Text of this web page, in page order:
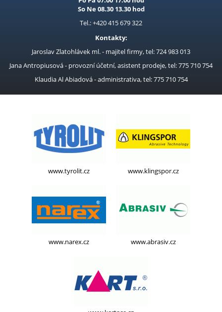
So Ne 08.30 13.30 hod
Tel.: +420 415 679 322
Kontakty:
Jaroslav Zlatohlávek ml. - majitel firmy, tel: 724 983 013
Jana Antropiusová - provozní účetní, asistent prodeje, tel: 775 710 754
Klaudia Al Abiadová - administrativa, tel: 775 710 754
www.tyrolit.cz www.klingspor.cz
www.narex.cz www.abrasiv.cz